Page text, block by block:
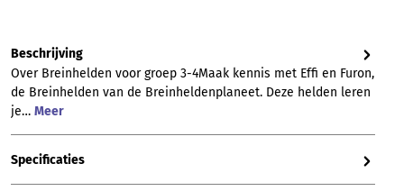
Beschrijving
Over Breinhelden voor groep 3-4Maak kennis met Effi en Furon,
de Breinhelden van de Breinheldenplaneet. Deze helden leren
je… Meer
Specificaties